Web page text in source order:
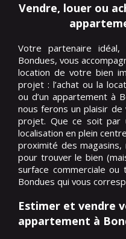
Vendre, louer ou
Votre partenaire idéal,
Bondues, vous
location de votre bien
projet : l’achat ou la
ou d’un appartement à
nous ferons un plaisir de
projet. Que ce soit par
localisation en plein
proximité des
pour trouver le bien
surface commerciale
Bondues qui vous
Estimer et vendre
appartement à